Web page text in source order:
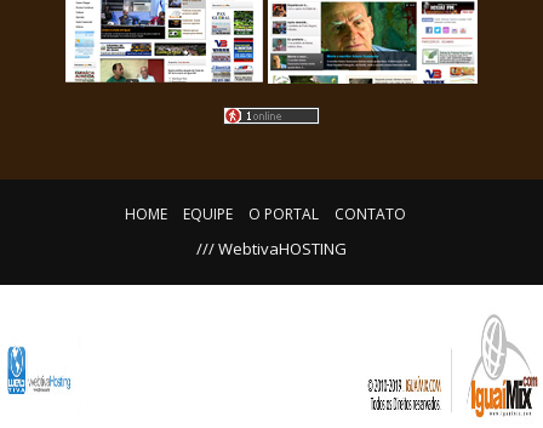
HOME EQUIPE O PORTAL CONTATO
/// WebtivaHOSTING